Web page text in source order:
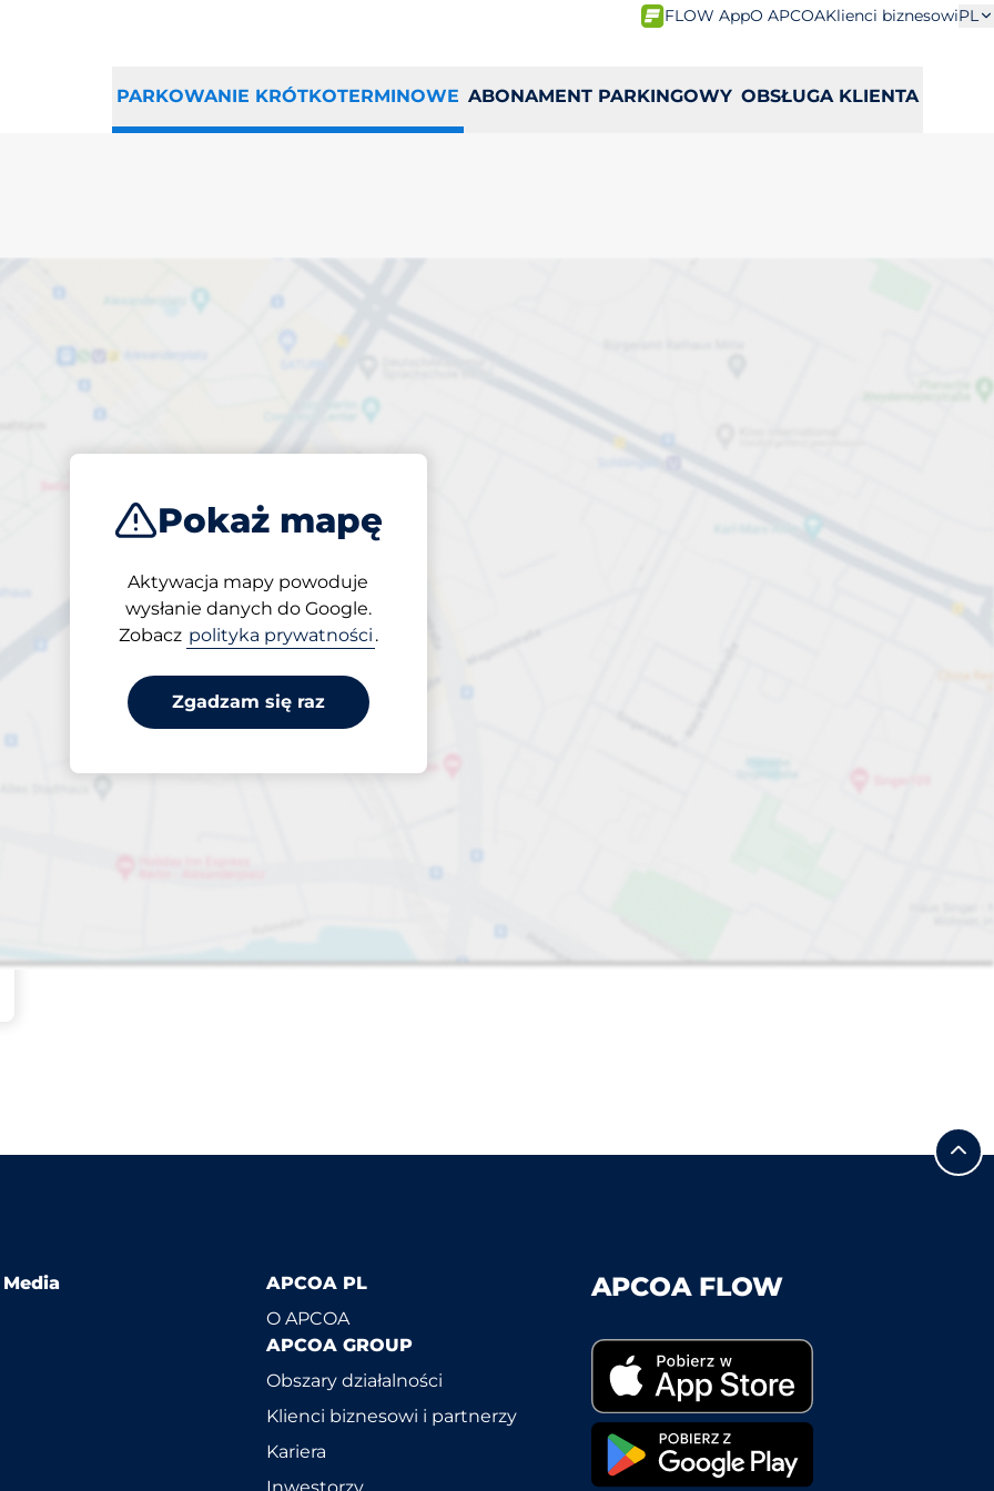
FLOW AppO APCOAKlienci biznesowiPL
PARKOWANIE KRÓTKOTERMINOWE ABONAMENT PARKINGOWY OBSŁUGA KLIENTA
Pokaż mapę
Aktywacja mapy powoduje
wysłanie danych do Google.
Zobacz polityka prywatności .
Zgadzam się raz
parkingowe w
Najbliżej
APCOA PL
O APCOA
APCOA GROUP
Obszary działalności
Klienci biznesowi i partnerzy
Kariera
APCOA FLOW